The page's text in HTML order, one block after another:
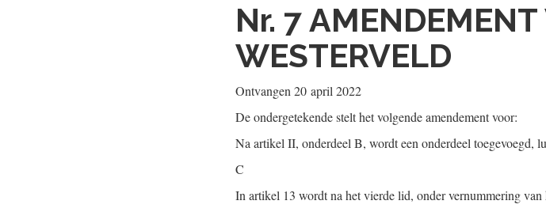
Nr. 7
WESTERVELD
Ontvangen 20 april 2022
De ondergetekende stelt het volgende amendement voor:
Na artikel II, onderdeel B, wordt een onderdeel toegevoegd,
C
In artikel 13 wordt na het vierde lid, onder vernummering